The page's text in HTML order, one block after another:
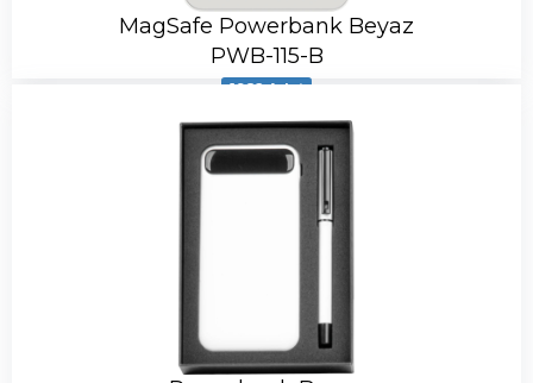
MagSafe Powerbank Beyaz
PWB-115-B
1982 Adet